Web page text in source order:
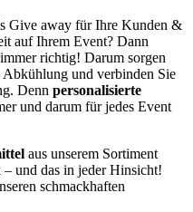
Give away für Ihre Kunden &
auf Ihrem Event? Dann
richtig! Darum sorgen
und verbinden Sie
Denn personalisierte
und darum für jedes Event
aus unserem Sortiment
– und das in jeder Hinsicht!
schmackhaften